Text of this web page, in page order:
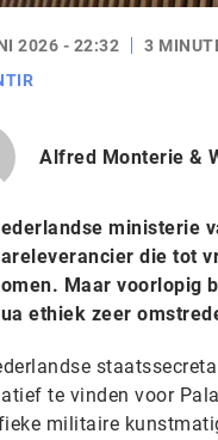
2026 - 22:32 3
Alfred Monterie &
ministerie
die tot
Maar voorlopig
ethiek zeer
te vinden voor
militaire